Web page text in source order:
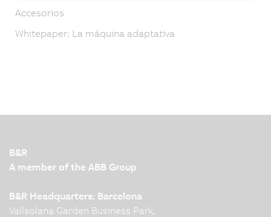
Accesorios
Whitepaper: La máquina adaptativa
B&R
A member of the ABB Group
B&R Headquarters: Barcelona
Vallsolana Garden Business Park,